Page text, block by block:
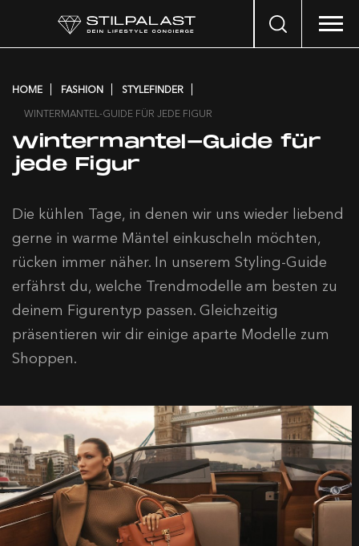
Search
HOME FASHION
STYLEFINDER
WINTERMANTEL-GUIDE FÜR JEDE FIGUR
Wintermantel-Guide für
jede Figur
Die kühlen Tage, in denen wir uns wieder liebend
gerne in warme Mäntel einkuscheln möchten,
rücken immer näher. In unserem Styling-Guide
erfährst du, welche Trendmodelle am besten zu
deinem Figurentyp passen. Gleichzeitig
präsentieren wir dir einige aparte Modelle zum
Shoppen.